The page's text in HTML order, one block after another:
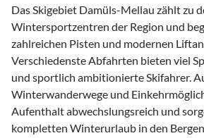
Das Skigebiet Damüls-Mellau zählt zu
Wintersportzentren der Region und
zahlreichen Pisten und modernen
Verschiedenste Abfahrten bieten viel
und sportlich ambitionierte Skifahrer.
Winterwanderwege und
Aufenthalt abwechslungsreich und
kompletten Winterurlaub in den Bergen.